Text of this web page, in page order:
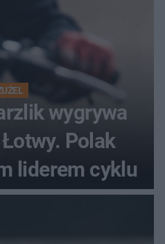
wygrywa
Polak
liderem cyklu